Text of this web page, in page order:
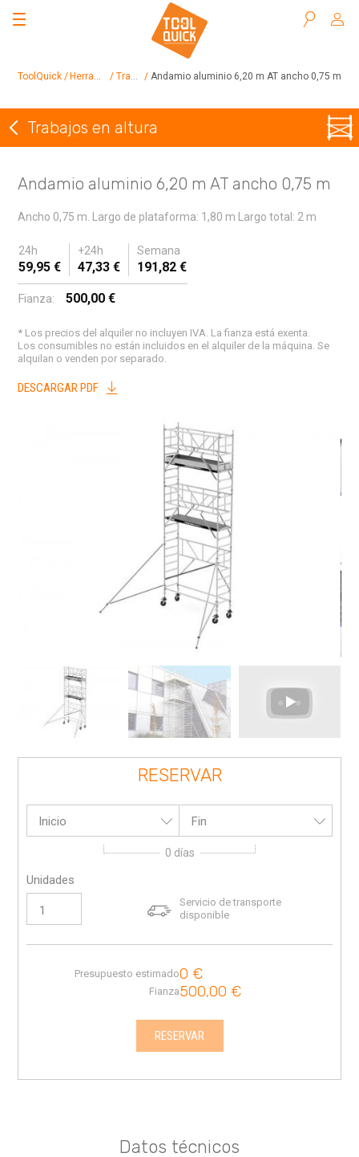
ToolQuick Herramientas en alquiler Trabajos en altura Andamio aluminio 6,20 m AT ancho 0,75 m
Volver a Trabajos en altura
Trabajos en altura
Andamio aluminio 6,20 m AT ancho 0,75 m
Ancho 0,75 m. Largo de plataforma: 1,80 m Largo total: 2 m
24h +24h Semana
59,95 € 47,33 € 191,82 €
Fianza: 500,00 €
* Los precios del alquiler no incluyen IVA. La fianza está exenta.
Los consumibles no están incluidos en el alquiler de la máquina. Se
alquilan o venden por separado.
DESCARGAR PDF
RESERVAR
Inicio Fin
0 días
Unidades
Servicio de transporte
disponible
Presupuesto estimado0 €
Fianza500,00 €
RESERVAR
Datos técnicos